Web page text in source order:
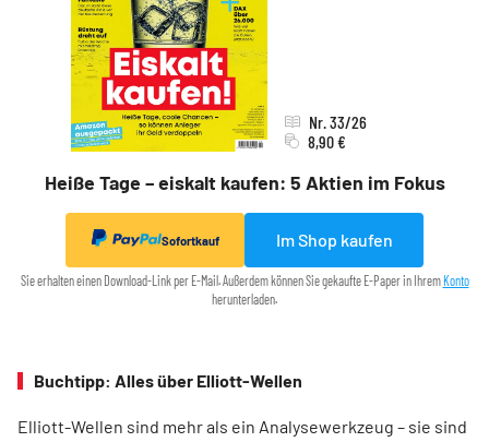
Heiße Tage – eiskalt kaufen: 5 Aktien im Fokus
Nr. 33/26
8,90 €
Sofortkauf Im Shop kaufen
Sie erhalten einen Download-Link per E-Mail. Außerdem können Sie gekaufte E-Paper in Ihrem Konto
herunterladen.
Buchtipp: Alles über Elliott-Wellen
Elliott-Wellen sind mehr als ein Analysewerkzeug – sie sind